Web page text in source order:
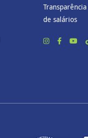
de salários